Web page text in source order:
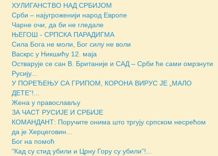
ХУЛИГАНСТВО НАД СРБИЈОМ
Срби – најугроженији народ Европе
Чарне очи, да би не гледале
ЊЕГОШ - СРПСКА ПАРАДИГМА
Сила Бога не моли, Бог силу не воли
Васкрс у Никшићу 12. маја
Остварује се сан В. Британије и САД – Срби ће сами омрзнути
Русију...
У ПОРЕЂЕЊУ СА ГРИПОМ, КОРОНА ВИРУС ЈЕ „МАЛО
ДЕТЕ“!...
Жена у православљу
ЗА ЧАСТ РУСИЈЕ И СРБИЈЕ
КОМАНДАНТ: Поручите онима што тргују српском несрећом
да је Херцеговин...
Бог на помоћ
“Кад су стид убили и Црну Гору су убили”!...